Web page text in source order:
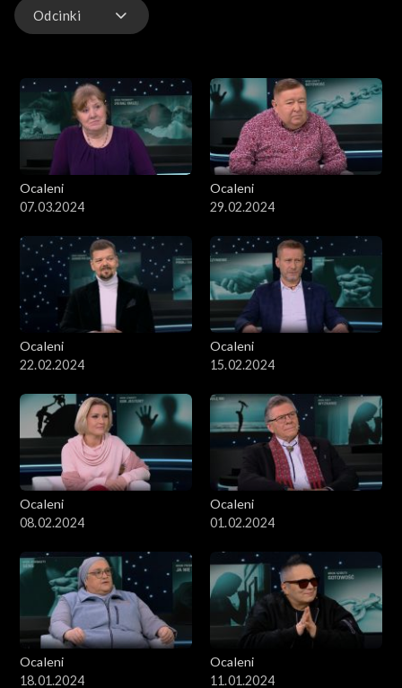
Odcinki
Ocaleni
07.03.2024
Ocaleni
29.02.2024
Ocaleni
22.02.2024
Ocaleni
15.02.2024
Ocaleni
08.02.2024
Ocaleni
01.02.2024
Ocaleni
18.01.2024
Ocaleni
11.01.2024